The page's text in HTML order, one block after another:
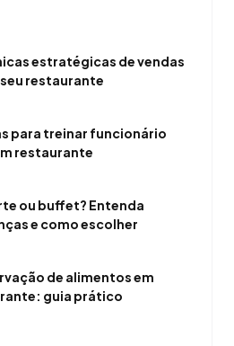
estratégicas de vendas
restaurante
para treinar funcionário
restaurante
ou buffet? Entenda
e como escolher
de alimentos em
guia prático